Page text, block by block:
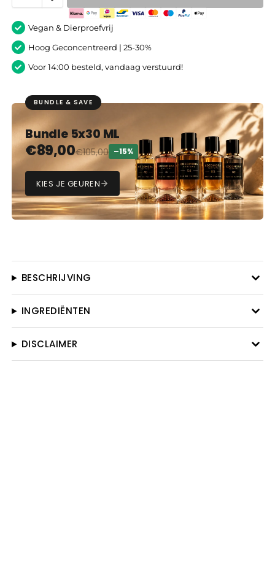
Vegan & Dierproefvrij
Hoog Geconcentreerd | 25-30%
Voor 14:00 besteld, vandaag verstuurd!
BUNDLE & SAVE
Bundle 5x30 ML
€89,00€105,00 –15%
KIES JE GEUREN
BESCHRIJVING
INGREDIËNTEN
DISCLAIMER